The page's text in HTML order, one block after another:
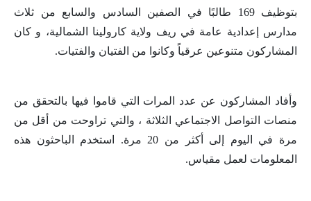
بتوظيف 169 طالبًا في الصفين السادس والسابع من ثلاث
مدارس إعدادية عامة في ريف ولاية كارولينا الشمالية، و كان
المشاركون متنوعين عرقياً وكانوا من الفتيان والفتيات.
وأفاد المشاركون عن عدد المرات التي قاموا فيها بالتحقق من
منصات التواصل الاجتماعي الثلاثة ، والتي تراوحت من أقل من
مرة في اليوم إلى أكثر من 20 مرة. استخدم الباحثون هذه
المعلومات لعمل مقياس.